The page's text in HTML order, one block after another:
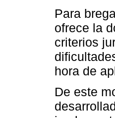
Para
ofrece la
criterios
hora de
De este